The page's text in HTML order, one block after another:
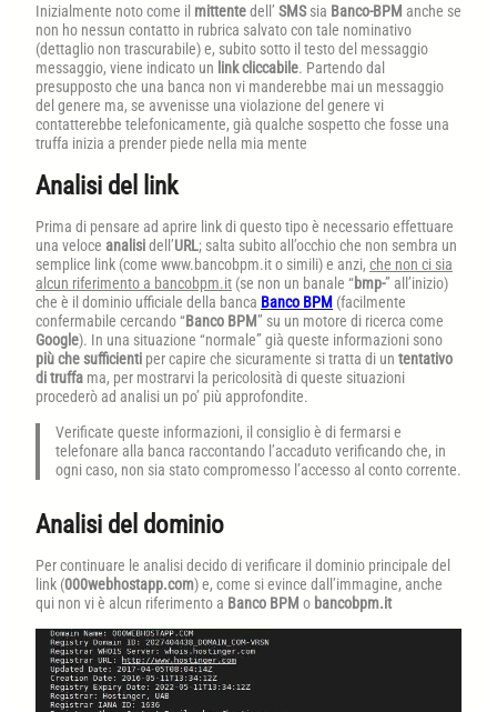
Inizialmente noto come il mittentedell’ SMSsia Banco-BPM anche se
non ho nessun contatto in rubrica salvato con tale nominativo
(dettaglio non trascurabile) e, subito sotto il testo del messaggio
messaggio, viene indicato un link cliccabile. Partendo dal
presupposto che una banca non vi manderebbe mai un messaggio
del genere ma, se avvenisse una violazione del genere vi
contatterebbe telefonicamente, già qualche sospetto che fosse una
truffa inizia a prender piede nella mia mente
Analisi del link
Prima di pensare ad aprire link di questo tipo è necessario effettuare
una veloce analisidell’URL; salta subito all’occhio che non sembra un
semplice link (come www.bancobpm.it o simili) e anzi, che non ci sia
alcun riferimento a bancobpm.it (se non un banale “bmp-” all’inizio)
che è il dominio ufficiale della banca Banco BPM (facilmente
confermabile cercando “Banco BPM” su un motore di ricerca come
Google). In una situazione “normale” già queste informazioni sono
più che sufficienti per capire che sicuramente si tratta di un tentativo
di truffa ma, per mostrarvi la pericolosità di queste situazioni
procederò ad analisi un po’ più approfondite.
Verificate queste informazioni, il consiglio è di fermarsi e
telefonare alla banca raccontando l’accaduto verificando che, in
ogni caso, non sia stato compromesso l’accesso al conto corrente.
Analisi del dominio
Per continuare le analisi decido di verificare il dominio principale del
link (000webhostapp.com) e, come si evince dall’immagine, anche
qui non vi è alcun riferimento a Banco BPM o bancobpm.it